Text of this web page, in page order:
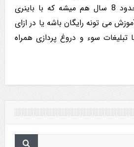
فارکس آشنا شدم و حدود 8 سال هم میشه که با باینری
می تونه رایگان باشه یا در ازای
سوء و دروغ پردازی همراه